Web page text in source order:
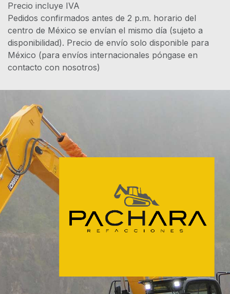
Precio incluye IVA
Pedidos confirmados antes de 2 p.m. horario del
centro de México se envían el mismo día (sujeto a
disponibilidad). Precio de envío solo disponible para
México (para envíos internacionales póngase en
contacto con nosotros)